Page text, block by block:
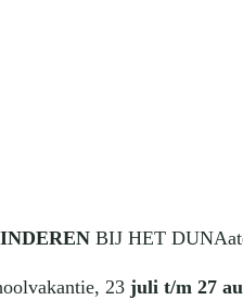
BIJ HET
23 juli t/m 27